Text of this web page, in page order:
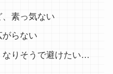
素っ気ない
らない
なりそうで避けたい…